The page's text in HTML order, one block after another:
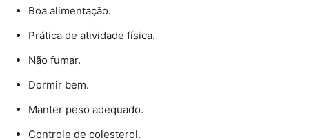
Boa alimentação.
Prática de atividade física.
Não fumar.
Dormir bem.
Manter peso adequado.
Controle de colesterol.